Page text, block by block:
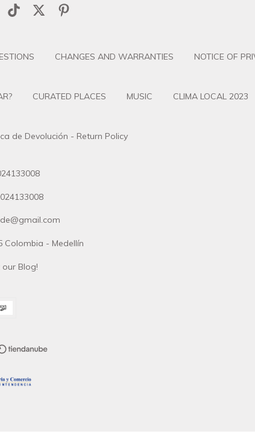
CHANGES AND WARRANTIES NOTICE OF
CURATED PLACES MUSIC CLIMA LOCAL 2023
de Devolución - Return Policy
Colombia - Medellín
our Blog!